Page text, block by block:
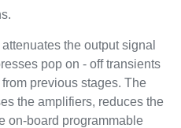
the output signal
pop on - off transients
previous stages. The
the amplifiers, reduces the
on-board programmable